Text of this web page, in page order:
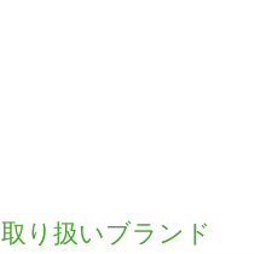
取り扱いブランド